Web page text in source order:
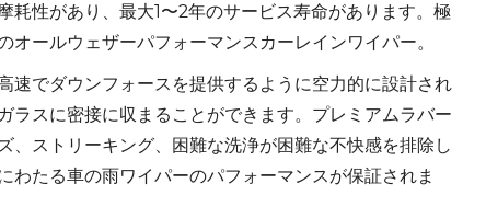
性があり、最大1〜2年のサービス寿命があります。極
ールウェザーパフォーマンスカーレインワイパー。
速でダウンフォースを提供するように空力的に設計され
ラスに密接に収まることができます。プレミアムラバー
、ストリーキング、困難な洗浄が困難な不快感を排除し
たる車の雨ワイパーのパフォーマンスが保証されま